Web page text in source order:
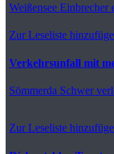
Weißensee Einbrecher
Zur Leseliste
Verkehrsunfall mit
Sömmerda Schwer
Zur Leseliste